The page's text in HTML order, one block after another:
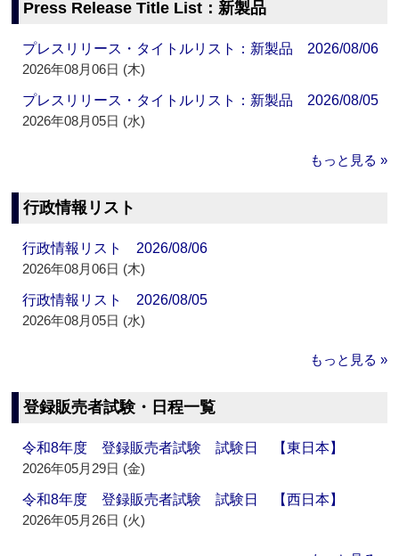
Press Release Title List：新製品
プレスリリース・タイトルリスト：新製品 2026/08/06
2026年08月06日 (木)
プレスリリース・タイトルリスト：新製品 2026/08/05
2026年08月05日 (水)
もっと見る »
行政情報リスト
行政情報リスト 2026/08/06
2026年08月06日 (木)
行政情報リスト 2026/08/05
2026年08月05日 (水)
もっと見る »
登録販売者試験・日程一覧
令和8年度 登録販売者試験 試験日 【東日本】
2026年05月29日 (金)
令和8年度 登録販売者試験 試験日 【西日本】
2026年05月26日 (火)